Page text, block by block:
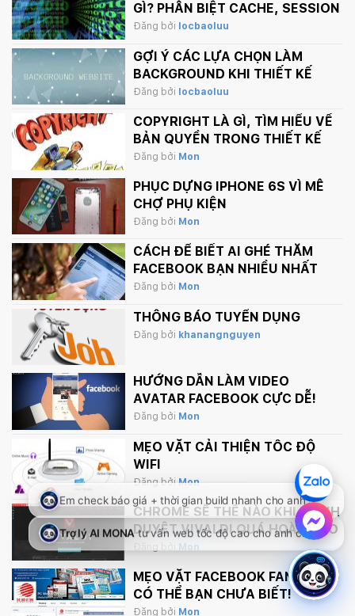
GÌ? PHÂN BIỆT CACHE, SESSION
VÀ COOKIE
Đăng bởi locbaoluu
GỢI Ý CÁC LỰA CHỌN LÀM
BACKGROUND KHI THIẾT KẾ
WEBSITE
Đăng bởi locbaoluu
COPYRIGHT LÀ GÌ, TÌM HIỂU VỀ
BẢN QUYỀN TRONG THIẾT KẾ
Đăng bởi Mon
PHỤC DỰNG IPHONE 6S VÌ MÊ
CHỢ PHỤ KIỆN
Đăng bởi Mon
CÁCH ĐỂ BIẾT AI GHÉ THĂM
FACEBOOK BẠN NHIỀU NHẤT
Đăng bởi Mon
THÔNG BÁO TUYỂN DỤNG
Đăng bởi khanangnguyen
HƯỚNG DẪN LÀM VIDEO
AVATAR FACEBOOK CỰC DỄ!
Đăng bởi Mon
MẸO VẶT CẢI THIỆN TỐC ĐỘ
WIFI
Đăng bởi Mon
CHROME SẼ THẾ NÀO KHI TRÌNH
DUYỆT VIVALDI QUÁ HOÀN HẢO
Đăng bởi Mon
MẸO VẶT FACEBOOK FANPAGE
CÓ THỂ BẠN CHƯA BIẾT!
Đăng bởi Mon